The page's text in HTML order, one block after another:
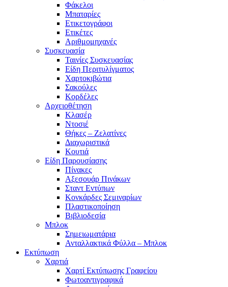
Φάκελοι
Μπαταρίες
Ετικετογράφοι
Ετικέτες
Αριθμομηχανές
Συσκευασία
Ταινίες Συσκευασίας
Είδη Περιτυλίγματος
Χαρτοκιβώτια
Σακούλες
Κορδέλες
Αρχειοθέτηση
Κλασέρ
Ντοσιέ
Θήκες – Ζελατίνες
Διαχωριστικά
Κουτιά
Είδη Παρουσίασης
Πίνακες
Αξεσουάρ Πινάκων
Σταντ Εντύπων
Κονκάρδες Σεμιναρίων
Πλαστικοποίηση
Βιβλιοδεσία
Μπλοκ
Σημειωματάρια
Ανταλλακτικά Φύλλα – Μπλοκ
Εκτύπωση
Χαρτιά
Χαρτί Εκτύπωσης Γραφείου
Φωτοαντιγραφικά